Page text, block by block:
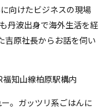
向けたビジネスの現場
丹波出身で海外生活を経
吉原社長からお話を伺い
知山線柏原駅構内
。ガッツリ系ごはんに